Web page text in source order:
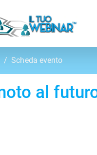
Scheda evento
al